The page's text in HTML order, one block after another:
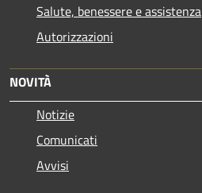
Salute, benessere e assistenza
Autorizzazioni
NOVITÀ
Notizie
Comunicati
Avvisi